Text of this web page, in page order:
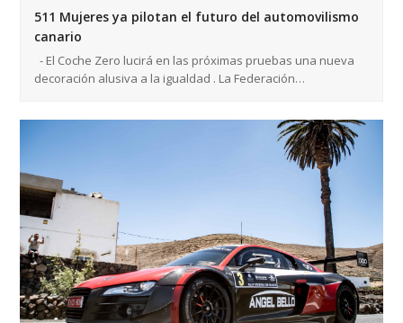
511 Mujeres ya pilotan el futuro del automovilismo
canario
- El Coche Zero lucirá en las próximas pruebas una nueva
decoración alusiva a la igualdad . La Federación…